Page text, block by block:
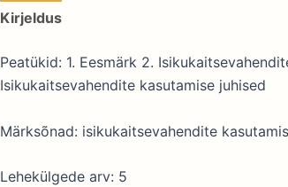
Kirjeldus
Peatükid: 1. Eesmärk 2.
Isikukaitsevahendite kasutamise juhised
Märksõnad: isikukaitsevahendite
Lehekülgede arv: 5